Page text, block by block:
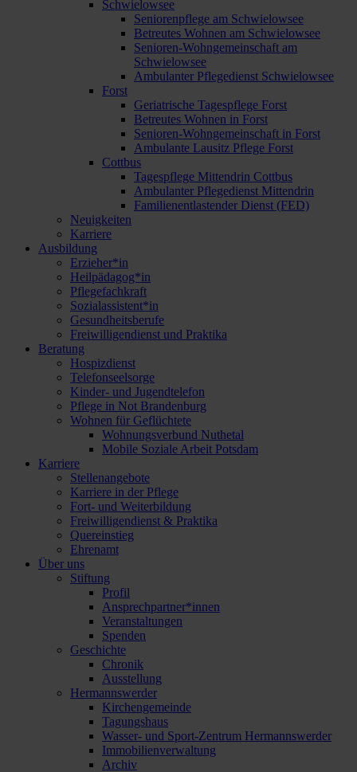
Schwielowsee
Seniorenpflege am Schwielowsee
Betreutes Wohnen am Schwielowsee
Senioren-Wohngemeinschaft am
Schwielowsee
Ambulanter Pflegedienst Schwielowsee
Forst
Geriatrische Tagespflege Forst
Betreutes Wohnen in Forst
Senioren-Wohngemeinschaft in Forst
Ambulante Lausitz Pflege Forst
Cottbus
Tagespflege Mittendrin Cottbus
Ambulanter Pflegedienst Mittendrin
Familienentlastender Dienst (FED)
Neuigkeiten
Karriere
Ausbildung
Erzieher*in
Heilpädagog*in
Pflegefachkraft
Sozialassistent*in
Gesundheitsberufe
Freiwilligendienst und Praktika
Beratung
Hospizdienst
Telefonseelsorge
Kinder- und Jugendtelefon
Pflege in Not Brandenburg
Wohnen für Geflüchtete
Wohnungsverbund Nuthetal
Mobile Soziale Arbeit Potsdam
Karriere
Stellenangebote
Karriere in der Pflege
Fort- und Weiterbildung
Freiwilligendienst & Praktika
Quereinstieg
Ehrenamt
Über uns
Stiftung
Profil
Ansprechpartner*innen
Veranstaltungen
Spenden
Geschichte
Chronik
Ausstellung
Hermannswerder
Kirchengemeinde
Tagungshaus
Wasser- und Sport-Zentrum Hermannswerder
Immobilienverwaltung
Archiv